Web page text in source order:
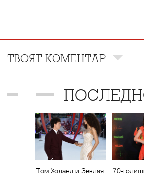
ТВОЯТ КОМЕНТАР
Том Холанд и Зендая
70-